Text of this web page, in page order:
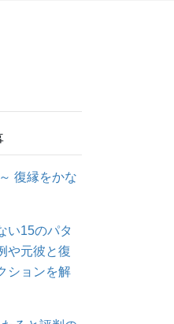
復縁をかな
い15のパタ
や元彼と復
ションを解